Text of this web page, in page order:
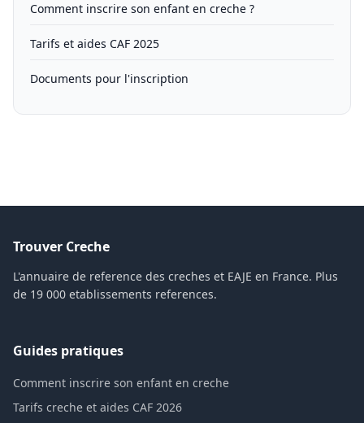
Comment inscrire son enfant en creche ?
Tarifs et aides CAF 2025
Documents pour l'inscription
Trouver Creche
L'annuaire de reference des creches et EAJE en France. Plus
de 19 000 etablissements references.
Guides pratiques
Comment inscrire son enfant en creche
Tarifs creche et aides CAF 2026